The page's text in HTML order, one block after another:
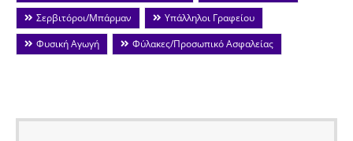
Σερβιτόροι/Μπάρμαν
Υπάλληλοι Γραφείου
Φυσική Αγωγή
Φύλακες/Προσωπικό Ασφαλείας